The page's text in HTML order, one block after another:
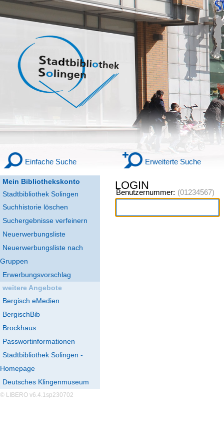
Mein Bibliothekskonto
Stadtbibliothek Solingen
Einfache Suche Erweiterte Suche
Suchhistorie löschen
Suchergebnisse verfeinern
Neuerwerbungsliste
Neuerwerbungsliste nach
Gruppen
Erwerbungsvorschlag
weitere Angebote
Bergisch eMedien
BergischBib
Brockhaus
Passwortinformationen
Stadtbibliothek Solingen -
Homepage
Deutsches Klingenmuseum
© LIBERO v6.4.1sp230702
LOGIN
Benutzernummer: